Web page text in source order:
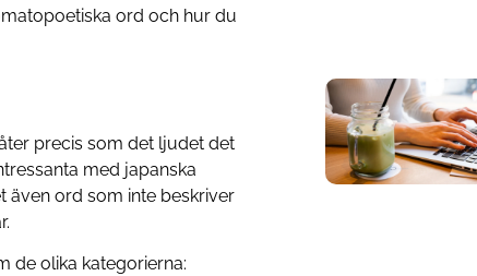
ord och hur du
precis som det ljudet det
med japanska
även ord som inte beskriver
de olika kategorierna: